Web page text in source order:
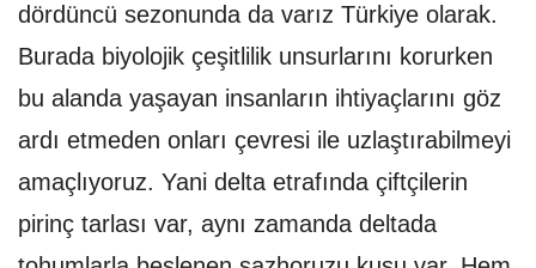
dördüncü sezonunda da varız Türkiye olarak.
Burada biyolojik çeşitlilik unsurlarını korurken
bu alanda yaşayan insanların ihtiyaçlarını göz
ardı etmeden onları çevresi ile uzlaştırabilmeyi
amaçlıyoruz. Yani delta etrafında çiftçilerin
pirinç tarlası var, aynı zamanda deltada